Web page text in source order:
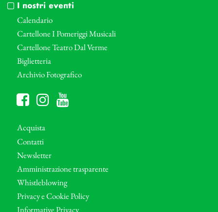
I nostri eventi
Calendario
Cartellone I Pomeriggi Musicali
Cartellone Teatro Dal Verme
Biglietteria
Archivio Fotografico
Acquista
Contatti
Newsletter
Amministrazione trasparente
Whistleblowing
Privacy e Cookie Policy
Informative Privacy